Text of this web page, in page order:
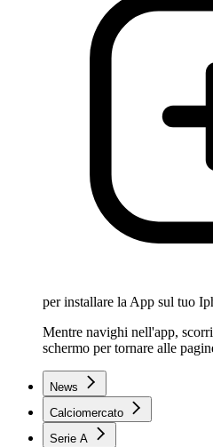
per installare la App sul tuo
Mentre navighi nell'app,
schermo per tornare alle
News
Calciomercato
Serie A